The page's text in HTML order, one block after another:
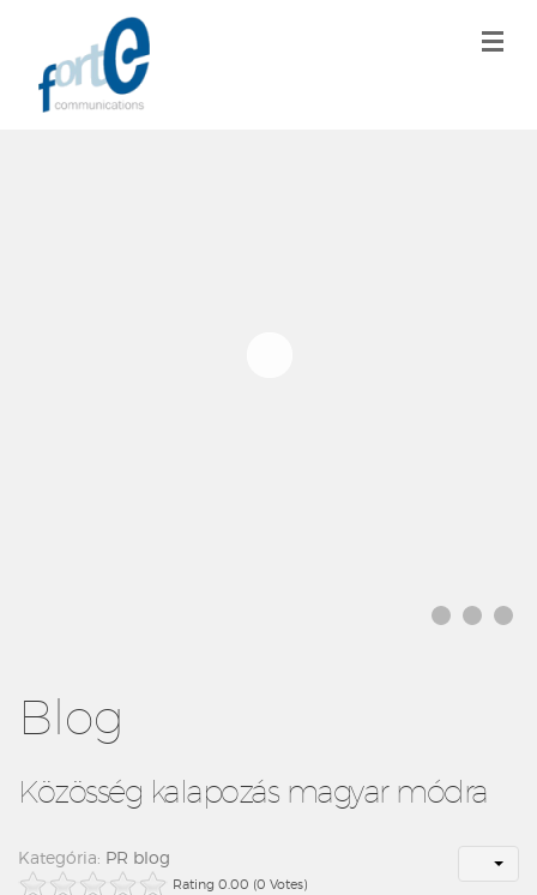
Blog
Közösség kalapozás magyar módra
Kategória: PR blog
Rating 0.00 (0 Votes)